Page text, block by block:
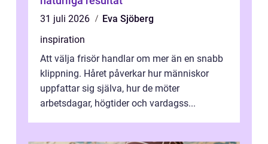
31 juli 2026
Eva Sjöberg
inspiration
Att välja frisör handlar om mer än en snabb
klippning. Håret påverkar hur människor
uppfattar sig själva, hur de möter
arbetsdagar, högtider och vardagss...